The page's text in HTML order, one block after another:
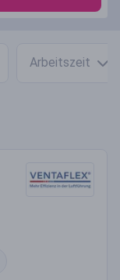
Arbeitszeit